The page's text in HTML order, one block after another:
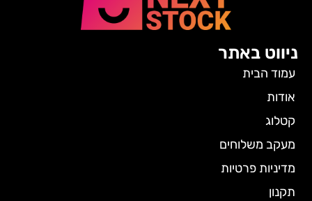
ניווט באתר
עמוד הבית
אודות
קטלוג
מעקב משלוחים
מדיניות פרטיות
תקנון